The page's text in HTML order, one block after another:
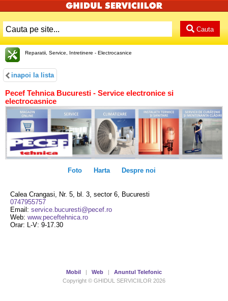
Cauta
Reparatii, Service, Intretinere - Electrocasnice
inapoi la lista
Pecef Tehnica Bucuresti - Service electronice si
electrocasnice
Foto Harta Despre noi
Calea Crangasi, Nr. 5, bl. 3, sector 6, Bucuresti
0747955757
Email: service.bucuresti@pecef.ro
Web: www.peceftehnica.ro
Orar: L-V: 9-17.30
Mobil | Web | Anuntul Telefonic
Copyright © GHIDUL SERVICIILOR 2026